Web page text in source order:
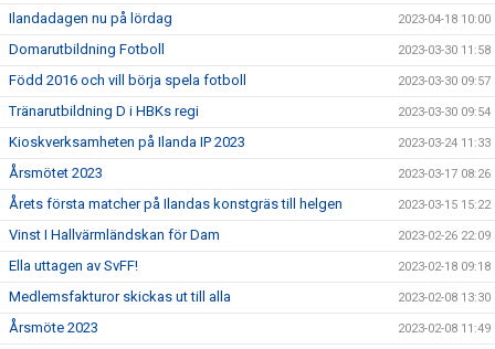
Ilandadagen nu på lördag 2023-04-18 10:00
Domarutbildning Fotboll 2023-03-30 11:58
Född 2016 och vill börja spela fotboll 2023-03-30 09:57
Tränarutbildning D i HBKs regi 2023-03-30 09:54
Kioskverksamheten på Ilanda IP 2023 2023-03-24 11:33
Årsmötet 2023 2023-03-17 08:26
Årets första matcher på Ilandas konstgräs till helgen 2023-03-15 15:22
Vinst I Hallvärmländskan för Dam 2023-02-26 22:09
Ella uttagen av SvFF! 2023-02-18 09:18
Medlemsfakturor skickas ut till alla 2023-02-08 13:30
Årsmöte 2023 2023-02-08 11:49